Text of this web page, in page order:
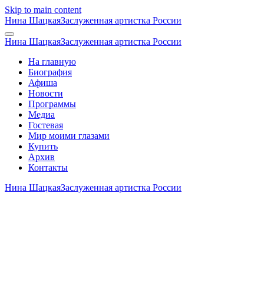
Skip to main content
Нина ШацкаяЗаслуженная артистка России
Нина ШацкаяЗаслуженная артистка России
На главную
Биография
Афиша
Новости
Программы
Медиа
Гостевая
Мир моими глазами
Купить
Архив
Контакты
Нина ШацкаяЗаслуженная артистка России